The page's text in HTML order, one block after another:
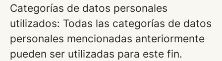
Categorías de datos personales
utilizados: Todas las categorías de datos
personales mencionadas anteriormente
pueden ser utilizadas para este fin.